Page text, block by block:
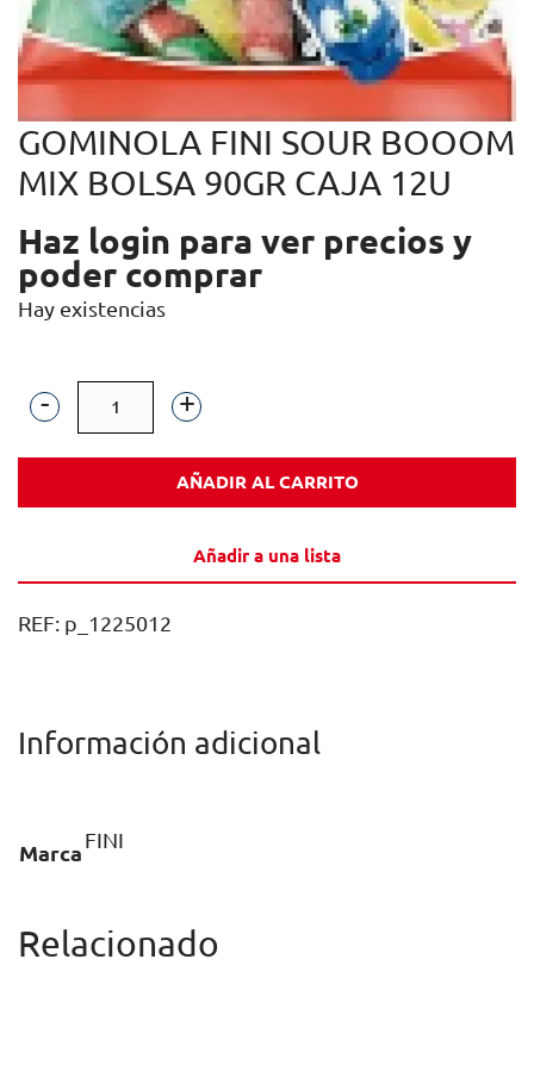
GOMINOLA FINI SOUR BOOOM
MIX BOLSA 90GR CAJA 12U
Haz login para ver precios y
poder comprar
Hay existencias
GOMINOLA
FINI
90GR
cantidad
AÑADIR AL CARRITO
Añadir a una lista
REF: p_1225012
Información adicional
Marca
FINI
Relacionado